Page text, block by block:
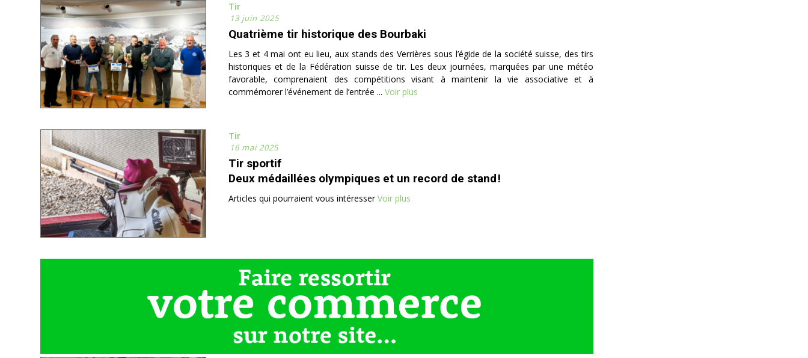
Tir
13 juin 2025
Quatrième tir historique des Bourbaki
Les 3 et 4 mai ont eu lieu, aux stands des Verrières sous l’égide de la société suisse, des tirs
historiques et de la Fédération suisse de tir. Les deux journées, marquées par une météo
favorable, comprenaient des compétitions visant à maintenir la vie associative et à
commémorer l’événement de l’entrée ... Voir plus
Tir
16 mai 2025
Tir sportif
Deux médaillées olympiques et un record de stand !
Articles qui pourraient vous intéresserVoir plus